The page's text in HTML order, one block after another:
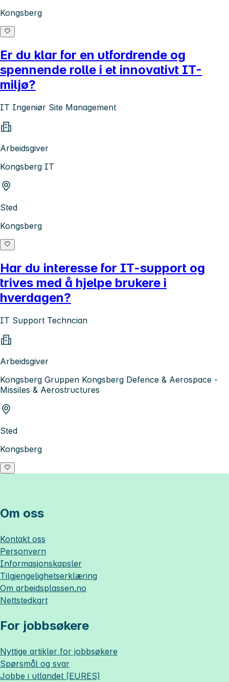
Kongsberg
Er du klar for en utfordrende og
spennende rolle i et innovativt IT-
miljø?
IT Ingeniør Site Management
Arbeidsgiver
Kongsberg IT
Sted
Kongsberg
Har du interesse for IT-support og
trives med å hjelpe brukere i
hverdagen?
IT Support Techncian
Arbeidsgiver
Kongsberg Gruppen Kongsberg Defence & Aerospace -
Missiles & Aerostructures
Sted
Kongsberg
Om oss
Kontakt oss
Personvern
Informasjonskapsler
Tilgjengelighetserklæring
Om arbeidsplassen.no
Nettstedkart
For jobbsøkere
Nyttige artikler for jobbsøkere
Spørsmål og svar
Jobbe i utlandet (EURES)